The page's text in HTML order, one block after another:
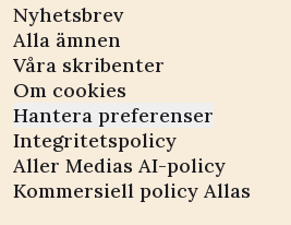
Nyhetsbrev
Alla ämnen
Våra skribenter
Om cookies
Hantera preferenser
Integritetspolicy
Aller Medias AI-policy
Kommersiell policy Allas